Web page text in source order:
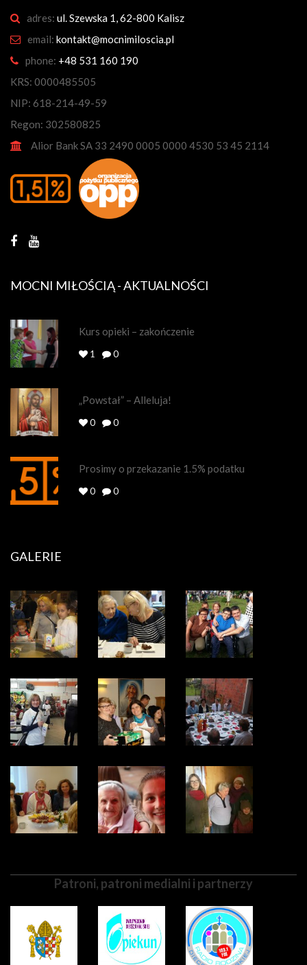
adres: ul. Szewska 1, 62-800 Kalisz
email: kontakt@mocnimiloscia.pl
phone: +48 531 160 190
KRS: 0000485505
NIP: 618-214-49-59
Regon: 302580825
Alior Bank SA 33 2490 0005 0000 4530 53 45 2114
MOCNI MIŁOŚCIĄ - AKTUALNOŚCI
Kurs opieki – zakończenie
1 0
„Powstał” – Alleluja!
0 0
Prosimy o przekazanie 1.5% podatku
0 0
GALERIE
Patroni, patroni medialni i partnerzy